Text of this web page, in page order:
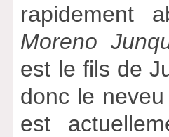
rapidement
Moreno
est le fils de
donc le
est